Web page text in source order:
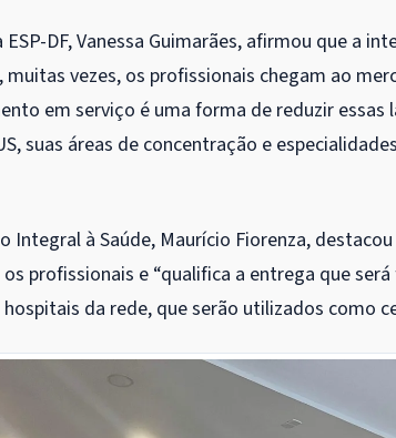
DF, Vanessa Guimarães, afirmou que a
vezes, os profissionais chegam ao
em serviço é uma forma de reduzir
suas áreas de concentração e
Integral à Saúde, Maurício Fiorenza,
profissionais e “qualifica a entrega que
da rede, que serão utilizados como